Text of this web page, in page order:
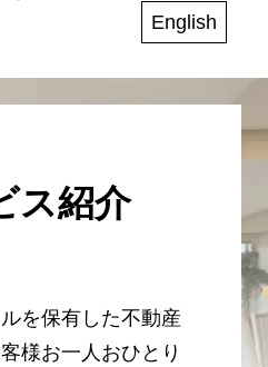
English
ス紹介
を保有した不動産
様お一人おひとり